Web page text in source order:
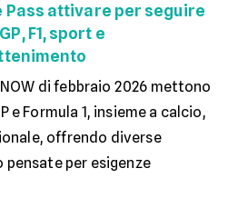
Pass attivare per seguire
F1, sport e
di febbraio 2026 mettono
e Formula 1, insieme a calcio,
offrendo diverse
per esigenze